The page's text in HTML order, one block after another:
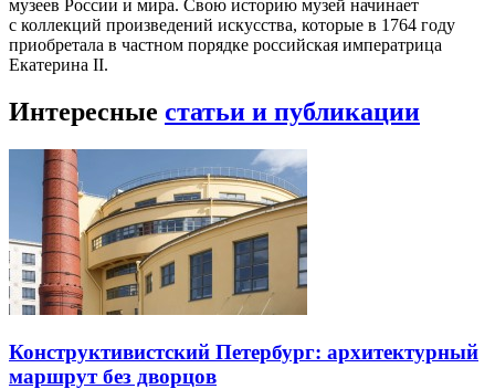
музеев России и мира. Свою историю музей начинает
с коллекций произведений искусства, которые в 1764 году
приобретала в частном порядке российская императрица
Екатерина II.
Интересные статьи и публикации
Конструктивистский Петербург: архитектурный
маршрут без дворцов